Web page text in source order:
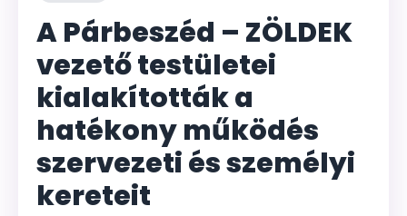
A Párbeszéd – ZÖLDEK
vezető testületei
kialakították a
hatékony működés
szervezeti és személyi
kereteit